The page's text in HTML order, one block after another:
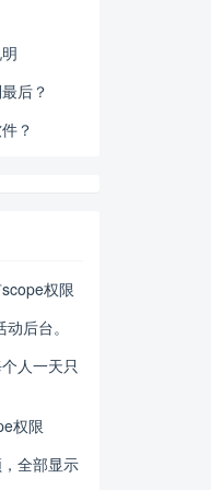
后？
？
权限
后台。
人一天只
权限
全部显示